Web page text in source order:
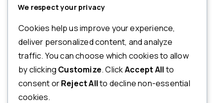
Ja Jums ir kādi jautājumi par
pasūtījumu, produktiem vai
mūsu pakalpojumiem,
lūdzu, sazinieties ar mūsu
klientu apkalpošanas
dienestu.
NORĒĶINI
ATMAKSAS
UN
ATGRIEŠANAS
We respect your privacy
Cookies help us improve your experience,
deliver personalized content, and analyze
traffic. You can choose which cookies to allow
by clicking Customize. ClickAccept Allto
consent orReject Allto decline non-essential
cookies.